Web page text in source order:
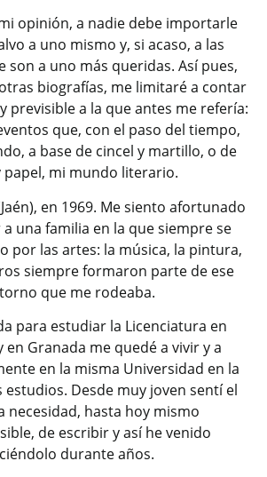
opinión, a nadie debe importarle
a uno mismo y, si acaso, a las
son a uno más queridas. Así pues,
biografías, me limitaré a contar
previsible a la que antes me refería:
que, con el paso del tiempo,
a base de cincel y martillo, o de
papel, mi mundo literario.
en 1969. Me siento afortunado
una familia en la que siempre se
por las artes: la música, la pintura,
siempre formaron parte de ese
que me rodeaba.
para estudiar la Licenciatura en
en Granada me quedé a vivir y a
en la misma Universidad en la
estudios. Desde muy joven sentí el
necesidad, hasta hoy mismo
de escribir y así he venido
durante años.